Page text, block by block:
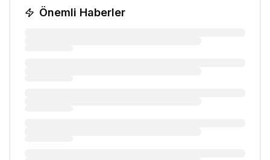
Önemli Haberler